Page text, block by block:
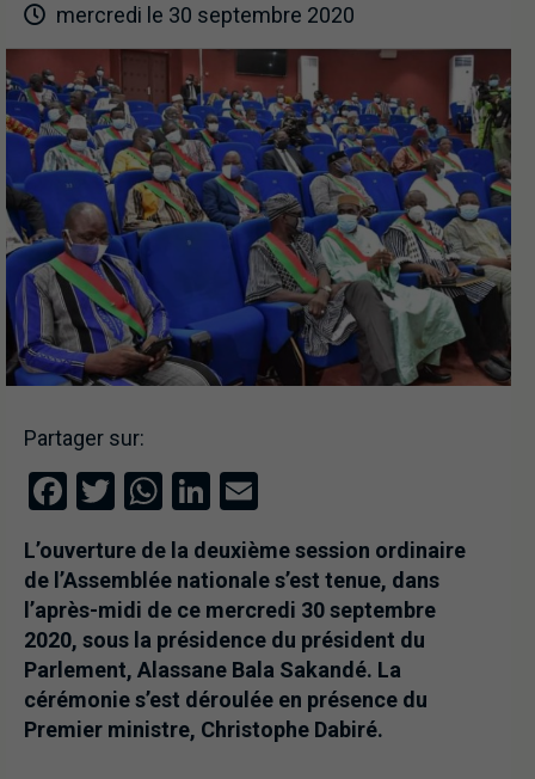
mercredi le 30 septembre 2020
Partager sur:
Facebook
Twitter
WhatsApp
LinkedIn
L’ouverture de la deuxième session ordinaire
de l’Assemblée nationale s’est tenue, dans
l’après-midi de ce mercredi 30 septembre
2020, sous la présidence du président du
Parlement, Alassane Bala Sakandé. La
cérémonie s’est déroulée en présence du
Premier ministre, Christophe Dabiré.